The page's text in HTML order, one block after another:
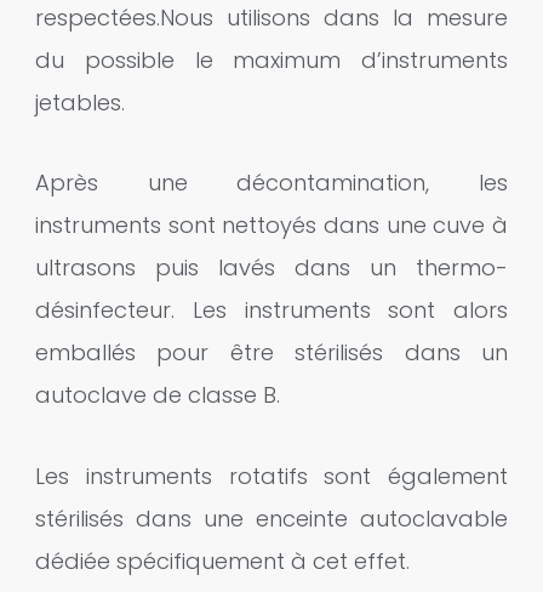
respectées.Nous utilisons dans la mesure
du possible le maximum d’instruments
jetables.
Après une décontamination, les
instruments sont nettoyés dans une cuve à
ultrasons puis lavés dans un thermo-
désinfecteur. Les instruments sont alors
emballés pour être stérilisés dans un
autoclave de classe B.
Les instruments rotatifs sont également
stérilisés dans une enceinte autoclavable
dédiée spécifiquement à cet effet.